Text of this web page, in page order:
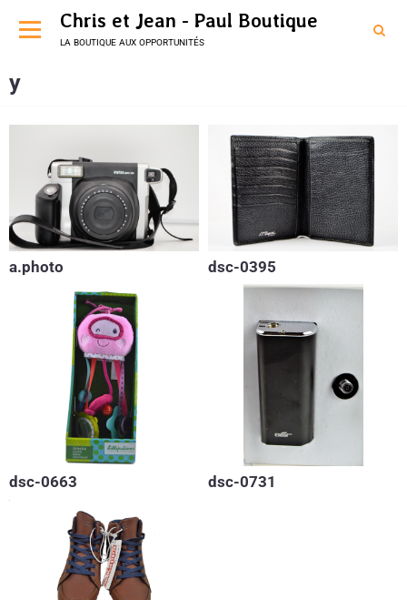
Chris et Jean - Paul Boutique
la boutique aux opportunités
y
a.photo dsc-0395
dsc-0663 dsc-0731